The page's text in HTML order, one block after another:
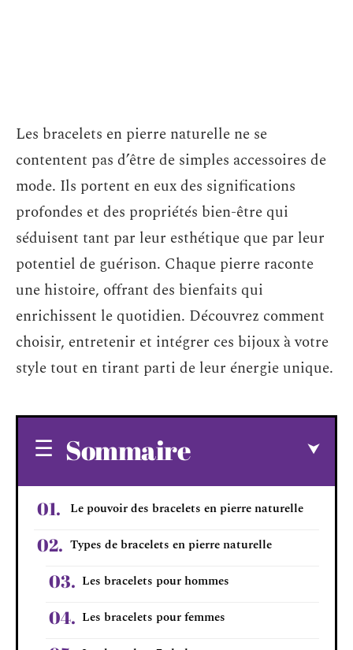
Les bracelets en pierre naturelle ne se
contentent pas d’être de simples accessoires de
mode. Ils portent en eux des significations
profondes et des propriétés bien-être qui
séduisent tant par leur esthétique que par leur
potentiel de guérison. Chaque pierre raconte
une histoire, offrant des bienfaits qui
enrichissent le quotidien. Découvrez comment
choisir, entretenir et intégrer ces bijoux à votre
style tout en tirant parti de leur énergie unique.
Sommaire
Le pouvoir des bracelets en pierre naturelle
Types de bracelets en pierre naturelle
Les bracelets pour hommes
Les bracelets pour femmes